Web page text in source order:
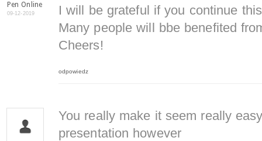
Pen Online
09-12-2019
I will be grateful if you continue
Many people will bbe benefited
Cheers!
odpowiedz
You really make it seem really
presentation however